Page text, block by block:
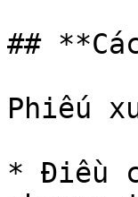
##
Phiếu
* Điều